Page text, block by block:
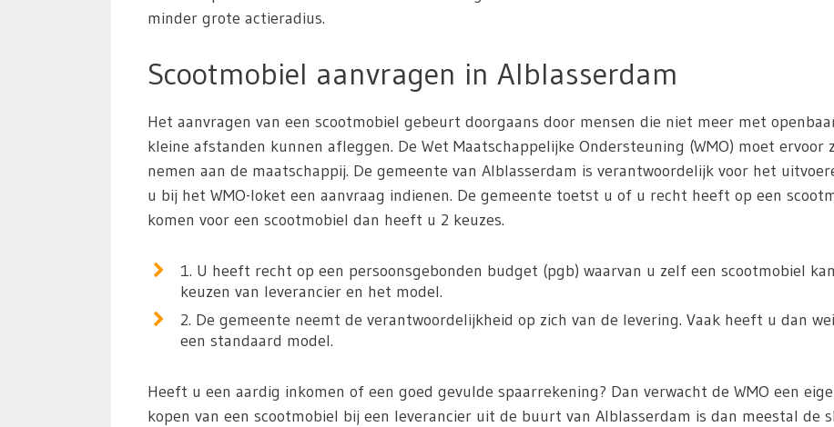
minder grote actieradius.
Scootmobiel aanvragen in Alblasserdam
Het aanvragen van een scootmobiel gebeurt doorgaans door mensen die niet meer met
kleine afstanden kunnen afleggen. De Wet Maatschappelijke Ondersteuning (WMO) moet ervoor
nemen aan de maatschappij. De gemeente van Alblasserdam is verantwoordelijk voor het
u bij het WMO-loket een aanvraag indienen. De gemeente toetst u of u recht heeft op een
komen voor een scootmobiel dan heeft u 2 keuzes.
1. U heeft recht op een persoonsgebonden budget (pgb) waarvan u zelf een scootmobiel
keuzen van leverancier en het model.
2. De gemeente neemt de verantwoordelijkheid op zich van de levering. Vaak heeft u dan
een standaard model.
Heeft u een aardig inkomen of een goed gevulde spaarrekening? Dan verwacht de WMO een
kopen van een scootmobiel bij een leverancier uit de buurt van Alblasserdam is dan meestal de